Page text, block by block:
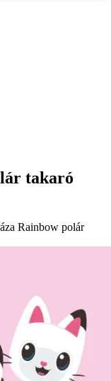
takaró
Rainbow polár